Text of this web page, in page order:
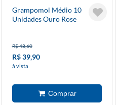
Grampomol Médio 10
Unidades Ouro Rose
R$ 48,60
R$ 39,90
à vista